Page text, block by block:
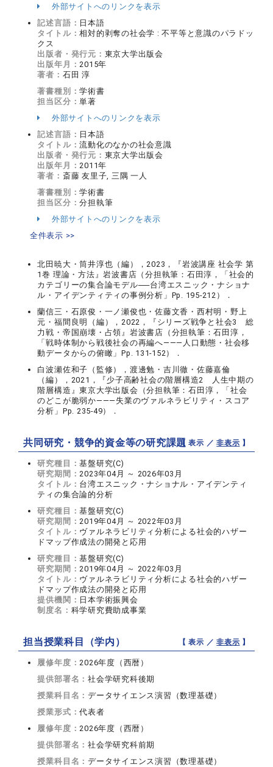
外部サイトへのリンクを表示
記述言語： 日本語
タイトル：相対的剥奪の社会学 : 不平等と意識のパラドッ
クス
出版者・発行元： 東京大学出版会
出版年月：2015年
著者： 石田 淳
著書種別：学術書
担当区分：単著
外部サイトへのリンクを表示
記述言語： 日本語
タイトル：流動化のなかの社会意識
出版者・発行元： 東京大学出版会
出版年月：2011年
著者： 斎藤 友里子, 三隅 一人
著書種別：学術書
担当区分：分担執筆
外部サイトへのリンクを表示
全件表示 >>
北田暁大・筒井淳也（編），2023，『岩波講座 社会学 第
1巻 理論・方法』岩波書店（分担執筆：石田淳，「社会的
カテゴリーの集合論モデル──台湾エスニック・ナショナ
ル・アイデンティティの事例分析」Pp. 195-212）．
蘭信三・石原俊・一ノ瀬俊也・佐藤文香・西村明・野上
元・福間良明（編），2022，『シリーズ戦争と社会3 総
力戦・帝国崩壊・占領』岩波書店（分担執筆：石田淳，
「戦時体制から戦後社会の再編へ―――人口動態・社会移
動データからの俯瞰」Pp. 131-152）．
白波瀬佐和子（監修），渡邊勉・吉川徹・佐藤嘉倫
（編），2021，『少子高齢社会の階層構造2 人生中期の
階層構造』東京大学出版会（分担執筆：石田淳，「社会
のどこが脆弱か―――失業のヴァルネラビリティ・スコア
分析」Pp. 235-49）．
共同研究・競争的資金等の研究課題【 表示 ／非表示 】
研究種目：基盤研究(C)
研究期間：2023年04月 ～ 2026年03月
タイトル： 台湾エスニック・ナショナル・アイデンティ
ティの集合論的分析
研究種目：基盤研究(C)
研究期間：2019年04月 ～ 2022年03月
タイトル： ヴァルネラビリティ分析による社会的ハザー
ドマップ作成法の開発と応用
研究種目：基盤研究(C)
研究期間：2019年04月 ～ 2022年03月
タイトル： ヴァルネラビリティ分析による社会的ハザー
ドマップ作成法の開発と応用
提供機関： 日本学術振興会
制度名： 科学研究費助成事業
担当授業科目（学内） 【 表示 ／非表示 】
履修年度：2026年度（西暦）
提供部署名：社会学研究科後期
授業科目名：データサイエンス演習（数理基礎）
授業形式：代表者
履修年度：2026年度（西暦）
提供部署名：社会学研究科前期
授業科目名：データサイエンス演習（数理基礎）